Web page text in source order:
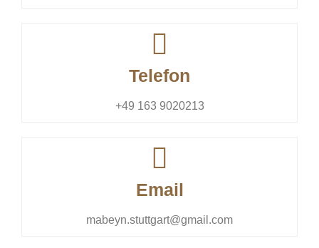
Telefon
+49 163 9020213
Email
mabeyn.stuttgart@gmail.com